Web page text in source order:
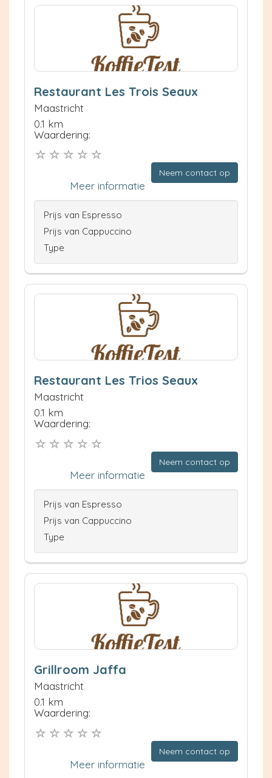
Restaurant Les Trois Seaux
Maastricht
0.1 km
Waardering:
Neem contact op
Meer informatie
Prijs van Espresso
Prijs van Cappuccino
Type
Restaurant Les Trios Seaux
Maastricht
0.1 km
Waardering:
Neem contact op
Meer informatie
Prijs van Espresso
Prijs van Cappuccino
Type
Grillroom Jaffa
Maastricht
0.1 km
Waardering:
Neem contact op
Meer informatie